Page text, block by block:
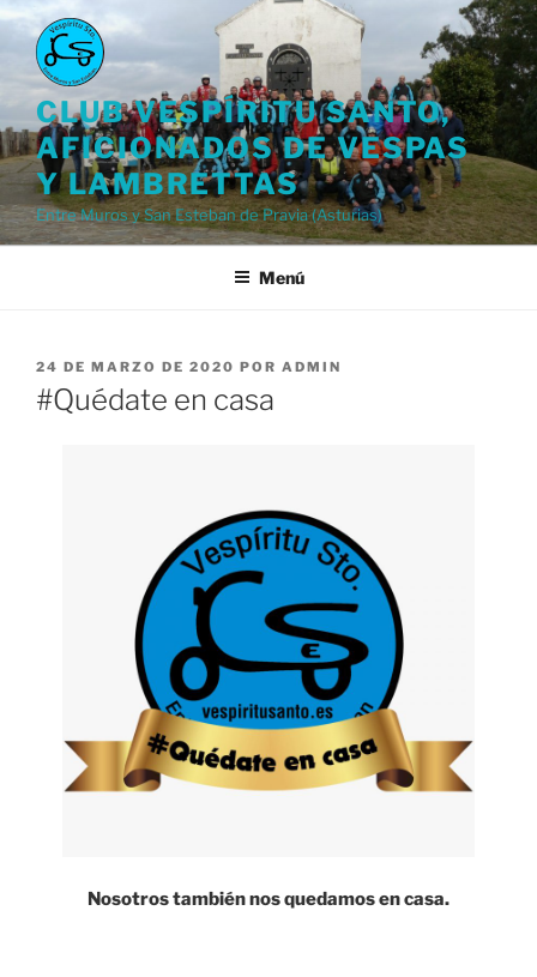
Saltar
contenido
CLUB VESPÍRITU SANTO,
AFICIONADOS DE VESPAS
Y LAMBRETTAS
Entre Muros y San Esteban de Pravia (Asturias)
Menú
PUBLICADO
EL
24 DE MARZO DE 2020 POR ADMIN
#Quédate en casa
Nosotros también nos quedamos en casa.